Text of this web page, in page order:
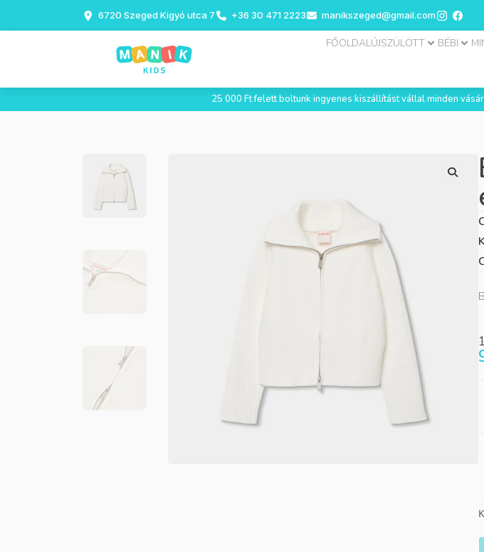
6720 Szeged Kigyó utca 7 +36 30 471 2223 manikszeged@gmail.com
FŐOLDALÚJSZÜLÖTT BÉBI
25 000 Ft felett boltunk ingyenes kiszállítást vállal minden